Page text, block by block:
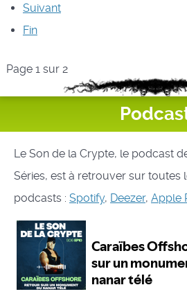
Suivant
Fin
Page 1 sur 2
Le Son de la Crypte, le podcast
Séries, est à retrouver sur toutes
podcasts : Spotify, Deezer, Apple